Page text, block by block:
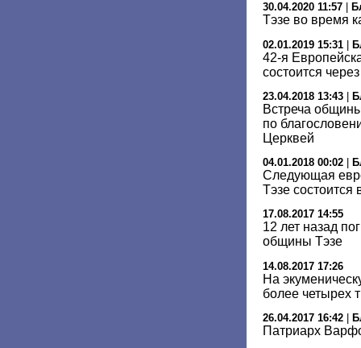
30.04.2020 11:57
Тэзе во время
02.01.2019 15:31 |
42-я
состоится
23.04.2018 13:43
Встреча
по
Церквей
04.01.2018 00:02
Следующая
Тэзе состоится
17.08.2017 14:55
12 лет назад
общины Тэзе
14.08.2017 17:26
На
более четырех
26.04.2017 16:42
Патриарх